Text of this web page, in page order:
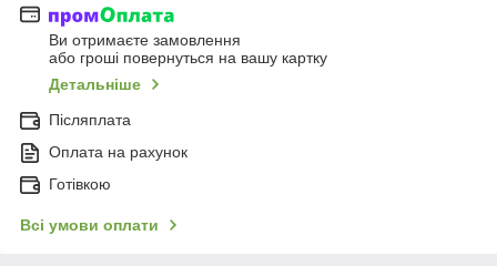
Ви отримаєте замовлення
або гроші повернуться на вашу картку
Детальніше
Післяплата
Оплата на рахунок
Готівкою
Всі умови оплати